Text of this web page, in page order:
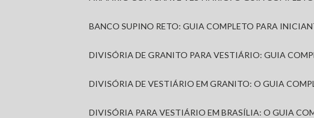
BANCO SUPINO RETO: GUIA COMPLETO PARA
DIVISÓRIA DE GRANITO PARA VESTIÁRIO: GUIA
DIVISÓRIA DE VESTIÁRIO EM GRANITO: O GUIA
DIVISÓRIA PARA VESTIÁRIO EM BRASÍLIA: O GUIA